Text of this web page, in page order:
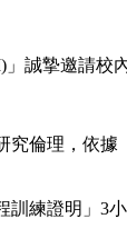
誠摯邀請校
究倫理，依
訓練證明」3